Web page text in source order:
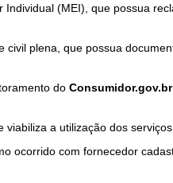
(MEI), que possua
plena, que possua
do Consumidor.gov.br
viabiliza a utilização dos
ocorrido com fornecedor